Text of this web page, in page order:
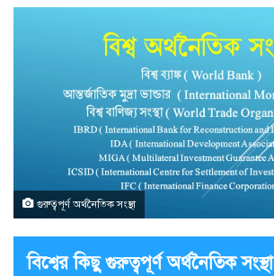
গুরুত্বপূর্ণ অর্থনৈতিক সংস্থা
বিশ্বের কিছু গুরুত্বপূর্ণ অর্থনৈতিক সংস্থা